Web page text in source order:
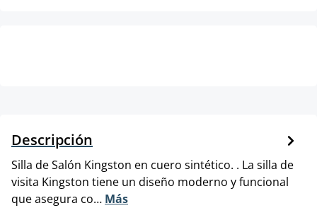
Descripción
Silla de Salón Kingston en cuero sintético. . La silla de
visita Kingston tiene un diseño moderno y funcional
que asegura co… Más